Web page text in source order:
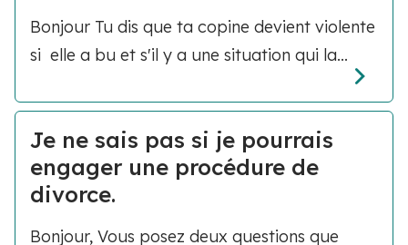
Bonjour Tu dis que ta copine devient violente
si elle a bu et s'il y a une situation qui la...
Je ne sais pas si je pourrais
engager une procédure de
divorce.
Bonjour, Vous posez deux questions que